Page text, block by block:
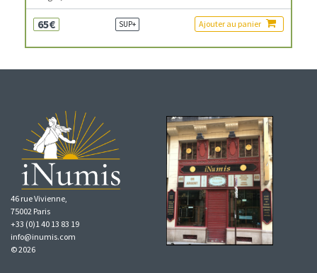
65€ SUP+ Ajouter au panier
46 rue Vivienne,
75002 Paris
+33 (0)1 40 13 83 19
info@inumis.com
© 2026